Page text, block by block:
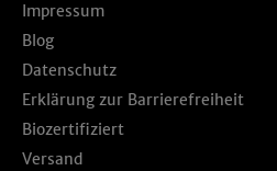
Impressum
Blog
Datenschutz
Erklärung zur Barrierefreiheit
Biozertifiziert
Versand